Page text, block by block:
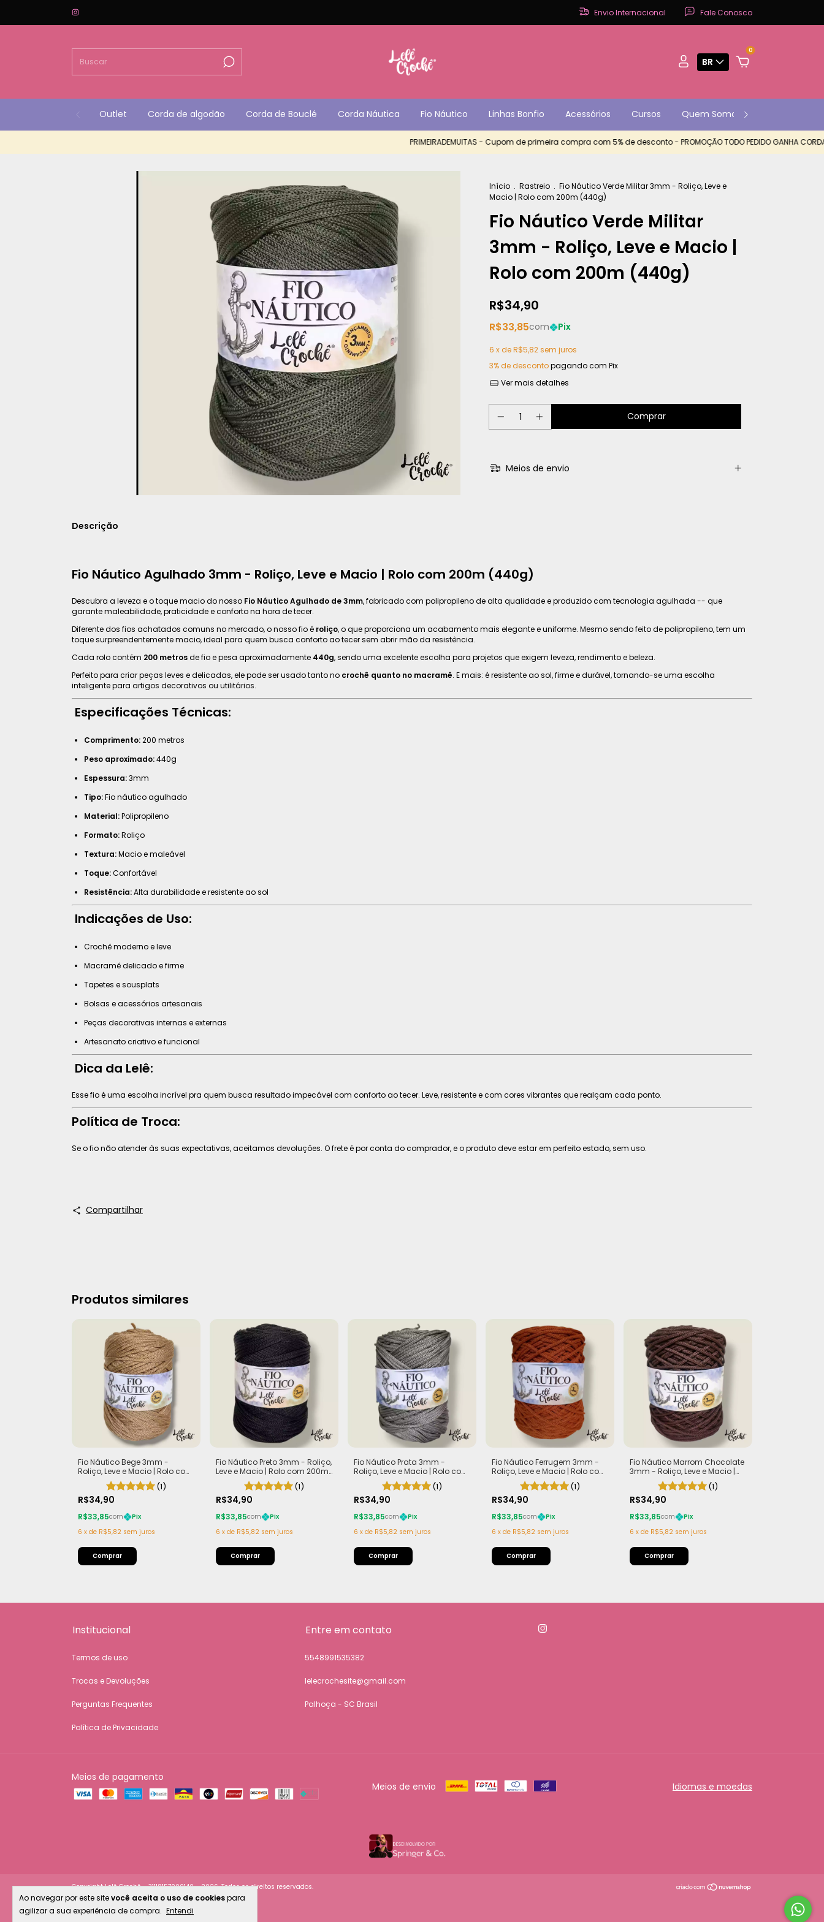
Envio Internacional Fale Conosco
BR
0
Outlet Corda de algodão Corda de Bouclé Corda Náutica Fio Náutico Linhas Bonfio Acessórios Cursos Quem Somos
PRIMEIRADEMUITAS - Cupom de primeira compra com 5% de desconto - PROMOÇÃO TODO PEDIDO GANHA
Ao navegar por este sitevocê aceita o uso de cookiespara
agilizar a sua experiência de compra. Entendi
Início . Rastreio . Fio Náutico Verde Militar 3mm - Roliço, Leve e
Macio | Rolo com 200m (440g)
Fio Náutico Verde Militar
3mm - Roliço, Leve e Macio |
Rolo com 200m (440g)
R$34,90
R$33,85com Pix
6 x deR$5,82sem juros
3% de descontopagando com Pix
Ver mais detalhes
Meios de envio
Descrição
Fio Náutico Agulhado 3mm - Roliço, Leve e Macio | Rolo com 200m (440g)
Descubra a leveza e o toque macio do nosso Fio Náutico Agulhado de 3mm, fabricado com polipropileno de alta qualidade e produzido com tecnologia agulhada -- que
garante maleabilidade, praticidade e conforto na hora de tecer.
Diferente dos fios achatados comuns no mercado, o nosso fio é roliço, o que proporciona um acabamento mais elegante e uniforme. Mesmo sendo feito de polipropileno, tem um
toque surpreendentemente macio, ideal para quem busca conforto ao tecer sem abrir mão da resistência.
Cada rolo contém 200 metrosde fio e pesa aproximadamente 440g, sendo uma excelente escolha para projetos que exigem leveza, rendimento e beleza.
Perfeito para criar peças leves e delicadas, ele pode ser usado tanto no crochê quanto no macramê. E mais: é resistente ao sol, firme e durável, tornando-se uma escolha
inteligente para artigos decorativos ou utilitários.
Especificações Técnicas:
Comprimento:200 metros
Peso aproximado:440g
Espessura:3mm
Tipo:Fio náutico agulhado
Material:Polipropileno
Formato:Roliço
Textura:Macio e maleável
Toque:Confortável
Resistência:Alta durabilidade e resistente ao sol
Indicações de Uso:
Crochê moderno e leve
Macramê delicado e firme
Tapetes e sousplats
Bolsas e acessórios artesanais
Peças decorativas internas e externas
Artesanato criativo e funcional
Dica da Lelê:
Esse fio é uma escolha incrível pra quem busca resultado impecável com conforto ao tecer. Leve, resistente e com cores vibrantes que realçam cada ponto.
Política de Troca:
Se o fio não atender às suas expectativas, aceitamos devoluções. O frete é por conta do comprador, e o produto deve estar em perfeito estado, sem uso.
Compartilhar
Produtos similares
Fio Náutico Bege 3mm -
Roliço, Leve e Macio | Rolo com
200m (440g)
(1)
R$34,90
R$33,85com
Pix
6 x de R$5,82 sem juros
Fio Náutico Preto 3mm - Roliço,
Leve e Macio | Rolo com 200m
(1)
R$34,90
R$33,85com
Pix
6 x de R$5,82 sem juros
Fio Náutico Prata 3mm -
Roliço, Leve e Macio | Rolo com
200m (440g)
(1)
R$34,90
R$33,85com
Pix
6 x de R$5,82 sem juros
Fio Náutico Ferrugem 3mm -
Roliço, Leve e Macio | Rolo com
200m (440g)
(1)
R$34,90
R$33,85com
Pix
6 x de R$5,82 sem juros
Fio Náutico Marrom Chocolate
3mm - Roliço, Leve e Macio |
Rolo com 200m (440g)
(1)
R$34,90
R$33,85com
Pix
6 x de R$5,82 sem juros
Institucional
Termos de uso
Trocas e Devoluções
Perguntas Frequentes
Política de Privacidade
Entre em contato
5548991535382
lelecrochesite@gmail.com
Palhoça - SC Brasil
Meios de pagamento
Meios de envio
Idiomas e moedas
Copyright Lelê Crochê - 31118157000140 - 2026. Todos os direitos reservados.